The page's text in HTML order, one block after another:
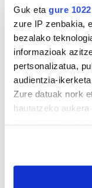
Guk eta gure
zure IP zenbakia,
bezalako
informazioak
pertsonalizatua,
audientzia-
Zure datuak nork
hautatzeko
If you allow, we
Collect